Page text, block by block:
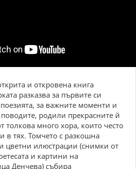
и откровена книга
разказва за първите си
за важните моменти и
родили прекрасните й
толкова много хора, които често
в тях. Томчето с разкошна
цветни илюстрации (снимки от
и картини на
Денчева) събира